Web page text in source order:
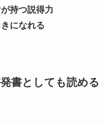
持つ説得力
になれる
書としても読める